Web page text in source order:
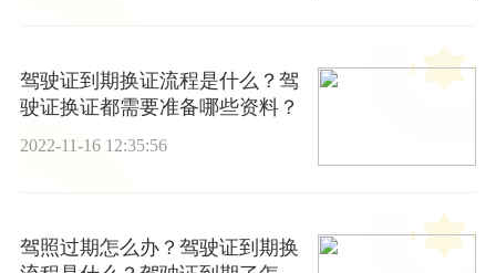
驾驶证到期换证流程是什么？驾
驶证换证都需要准备哪些资料？
2022-11-16 12:35:56
驾照过期怎么办？驾驶证到期换